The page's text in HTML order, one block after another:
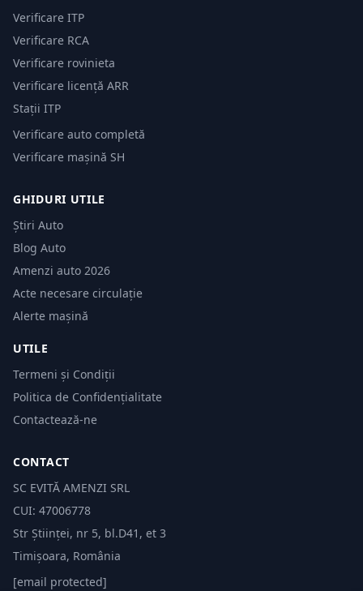
Verificare ITP
Verificare RCA
Verificare rovinieta
Verificare licență ARR
Stații ITP
Verificare auto completă
Verificare mașină SH
GHIDURI UTILE
Știri Auto
Blog Auto
Amenzi auto 2026
Acte necesare circulație
Alerte mașină
UTILE
Termeni și Condiții
Politica de Confidențialitate
Contactează-ne
CONTACT
SC EVITĂ AMENZI SRL
CUI: 47006778
Str Științei, nr 5, bl.D41, et 3
Timișoara, România
[email protected]